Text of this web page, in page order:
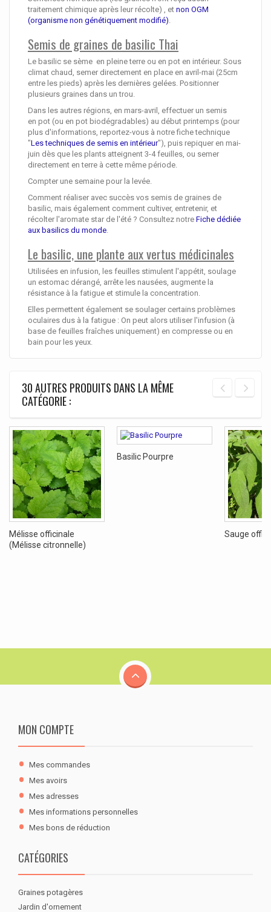
traitement chimique après leur récolte) , et non OGM
(organisme non génétiquement modifié).
Semis de graines de basilic Thai
Le basilic se sème en pleine terre ou en pot en intérieur. Sous
climat chaud, semer directement en place en avril-mai (25cm
entre les pieds) après les dernières gelées. Positionner
plusieurs graines dans un trou.
Dans les autres régions, en mars-avril, effectuer un semis
en pot (ou en pot biodégradables) au début printemps (pour
plus d'informations, reportez-vous à notre fiche technique
"Les techniques de semis en intérieur"), puis repiquer en mai-
juin dès que les plants atteignent 3-4 feuilles, ou semer
directement en terre à cette même période.
Compter une semaine pour la levée.
Comment réaliser avec succès vos semis de graines de
basilic, mais également comment cultiver, entretenir, et
récolter l'aromate star de l'été ? Consultez notre Fiche dédiée
aux basilics du monde.
Le basilic, une plante aux vertus médicinales
Utilisées en infusion, les feuilles stimulent l'appétit, soulage
un estomac dérangé, arrête les nausées, augmente la
résistance à la fatigue et stimule la concentration.
Elles permettent également se soulager certains problèmes
oculaires dus à la fatigue : On peut alors utiliser l'infusion (à
base de feuilles fraîches uniquement) en compresse ou en
bain pour les yeux.
30 AUTRES PRODUITS DANS LA MÊME
CATÉGORIE :
Mélisse officinale
(Mélisse citronnelle)
Basilic Pourpre
Sauge
MON COMPTE
Mes commandes
Mes avoirs
Mes adresses
Mes informations personnelles
Mes bons de réduction
CATÉGORIES
Graines potagères
Jardin d'ornement